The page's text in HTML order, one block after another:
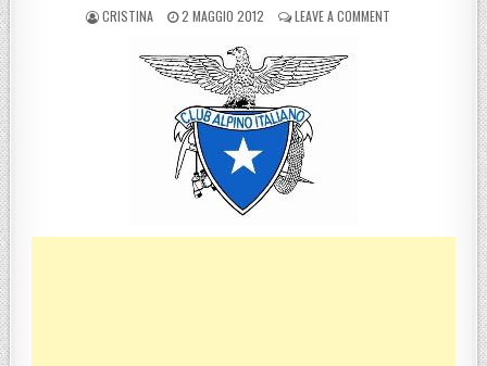
POSTED BY
CRISTINA POSTED ON
2 MAGGIO 2012 LEAVE A COMMENT ON CAI REGGIO